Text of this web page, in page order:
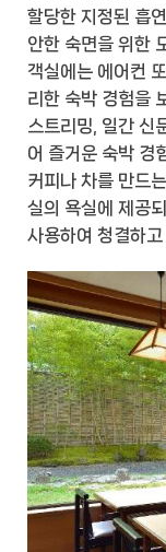
할당한 지정된 흡
안한 숙면을 위한
객실에는 에어컨
리한 숙박 경험을
스트리밍, 일간 신
어 즐거운 숙박 경
커피나 차를 만드
실의 욕실에 제공
사용하여 청결하